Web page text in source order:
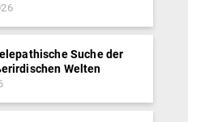
Suche der
Welten